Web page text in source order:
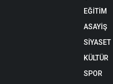
EĞİTİM
ASAYİŞ
SİYASET
KÜLTÜR
SPOR